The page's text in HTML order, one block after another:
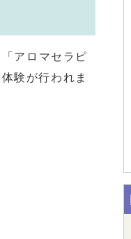
アロマセラピ
験が行われま